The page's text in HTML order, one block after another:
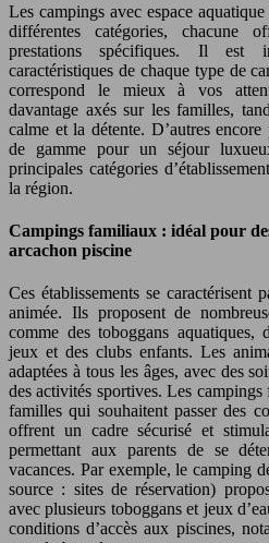
Les campings avec espace
différentes catégories, chacune
prestations spécifiques. Il est
caractéristiques de chaque type de
correspond le mieux à vos
davantage axés sur les familles,
calme et la détente. D’autres
de gamme pour un séjour
principales catégories
la région.
Campings familiaux : idéal pour
arcachon piscine
Ces établissements se caractérisent
animée. Ils proposent de
comme des toboggans aquatiques,
jeux et des clubs enfants. Les
adaptées à tous les âges, avec des
des activités sportives. Les
familles qui souhaitent passer des
offrent un cadre sécurisé et
permettant aux parents de se
vacances. Par exemple, le camping
source : sites de réservation)
avec plusieurs toboggans et jeux
conditions d’accès aux piscines,